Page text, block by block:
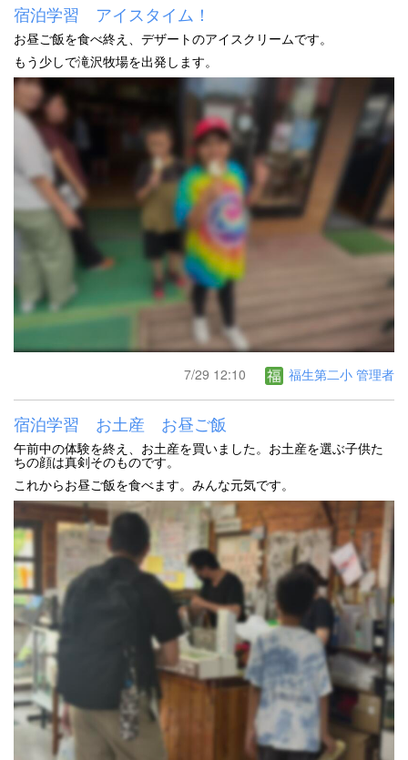
宿泊学習 アイスタイム！
お昼ご飯を食べ終え、デザートのアイスクリームです。
もう少しで滝沢牧場を出発します。
7/29 12:10 福生第二小 管理者
宿泊学習 お土産 お昼ご飯
午前中の体験を終え、お土産を買いました。お土産を選ぶ子供た
ちの顔は真剣そのものです。
これからお昼ご飯を食べます。みんな元気です。